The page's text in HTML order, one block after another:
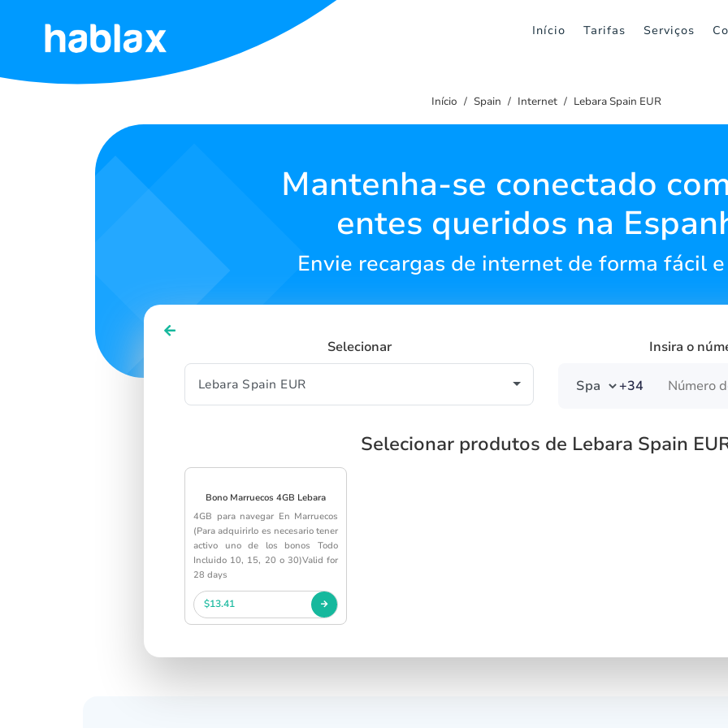
Início Tarifas Serviços
Início
SIGN UP
Início Spain Internet Lebara Spain EUR
Mantenha-se conectado
entes queridos na
Envie recargas de internet de forma fácil
Selecionar Insira o
+34
Selecionar produtos de Lebara Spain
Bono Marruecos 4GB Lebara
4GB para navegar En Marruecos
(Para adquirirlo es necesario tener
activo uno de los bonos Todo
Incluido 10, 15, 20 o 30)Valid for
28 days
$13.41